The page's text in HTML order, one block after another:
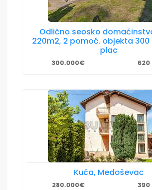
Odlično seosko
220m2, 2 pomoć. objekta 300
plac
300.000€ 620
Kuća, Medoševac
280.000€ 390